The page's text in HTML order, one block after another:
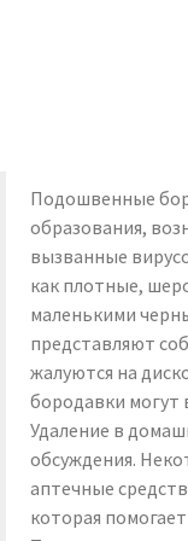
Подошвенные
образования,
вызванные
как плотные,
маленькими
представляют
жалуются на
бородавки
Удаление в
обсуждения.
аптечные
которая